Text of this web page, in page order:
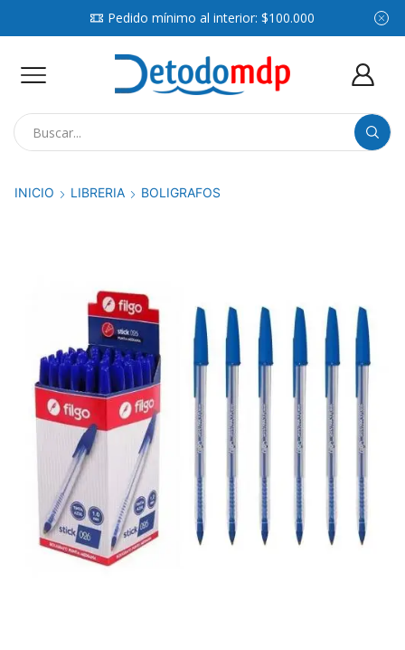
Pedido mínimo al interior: $100.000
INICIO LIBRERIA BOLIGRAFOS